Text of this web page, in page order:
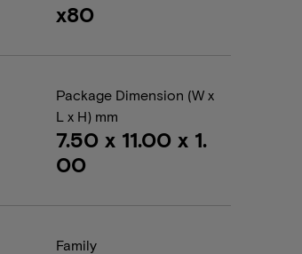
x80
Package Dimension (W x
L x H) mm
7.50 x 11.00 x 1.
00
Family